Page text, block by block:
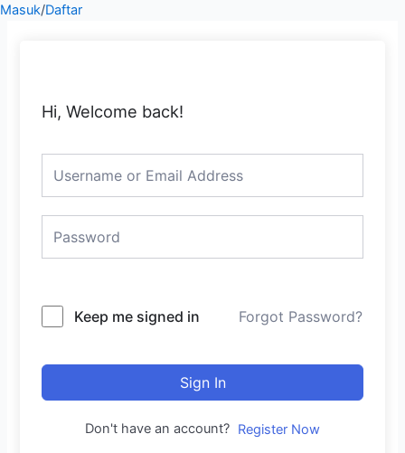
Masuk/Daftar
Hi, Welcome back!
Keep me signed in Forgot Password?
Sign In
Don't have an account? Register Now